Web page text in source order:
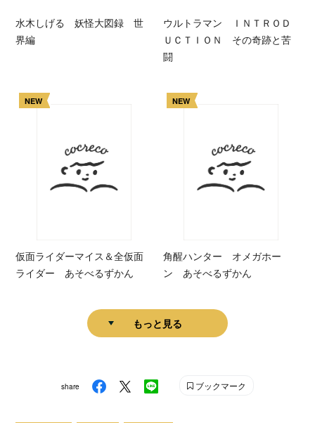
水木しげる 妖怪大図録 世
界編
ウルトラマン ＩＮＴＲＯＤ
ＵＣＴＩＯＮ その奇跡と苦
闘
NEW
仮面ライダーマイス＆全仮面
ライダー あそべるずかん
NEW
角醒ハンター オメガホー
ン あそべるずかん
もっと見る
share ブックマーク